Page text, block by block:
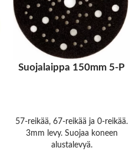
Suojalaippa 150mm 5-P
57-reikää, 67-reikää ja 0-reikää.
3mm levy. Suojaa koneen
alustalevyä.